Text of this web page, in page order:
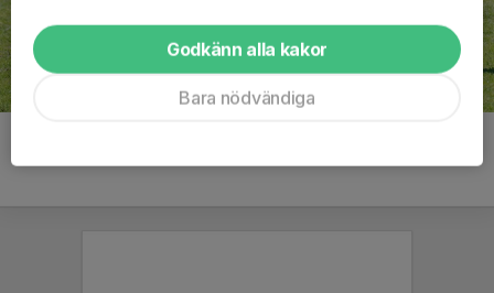
Godkänn alla kakor
Bara nödvändiga